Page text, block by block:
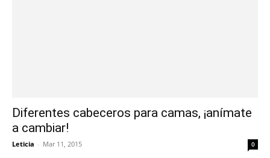
Diferentes cabeceros para camas, ¡anímate
a cambiar!
Leticia - Mar 11, 2015 0